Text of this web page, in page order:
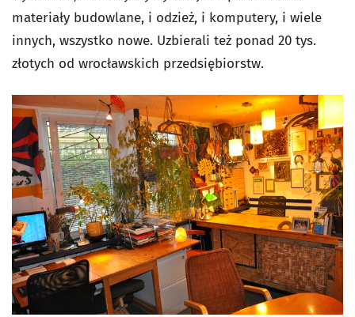
materiały budowlane, i odzież, i komputery, i wiele
innych, wszystko nowe. Uzbierali też ponad 20 tys.
złotych od wrocławskich przedsiębiorstw.